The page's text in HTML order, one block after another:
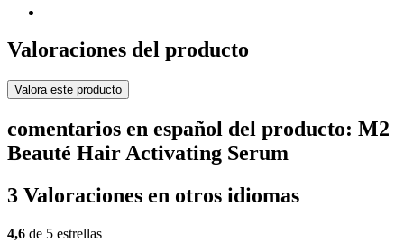
Valoraciones del producto
Valora este producto
comentarios en español del producto: M2
Beauté Hair Activating Serum
3 Valoraciones en otros idiomas
4,6 de 5 estrellas